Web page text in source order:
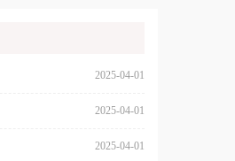
2025-04-01
2025-04-01
2025-04-01